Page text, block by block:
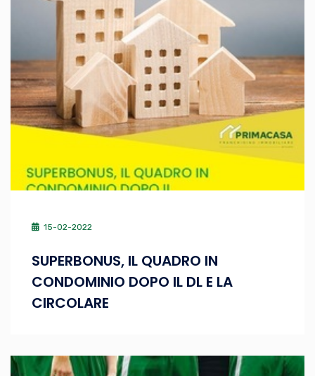
15-02-2022
SUPERBONUS, IL QUADRO IN
CONDOMINIO DOPO IL DL E LA
CIRCOLARE